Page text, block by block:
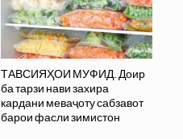
ТАВСИЯҲОИ МУФИД. Доир
ба тарзи нави захира
кардани меваҷоту сабзавот
барои фасли зимистон